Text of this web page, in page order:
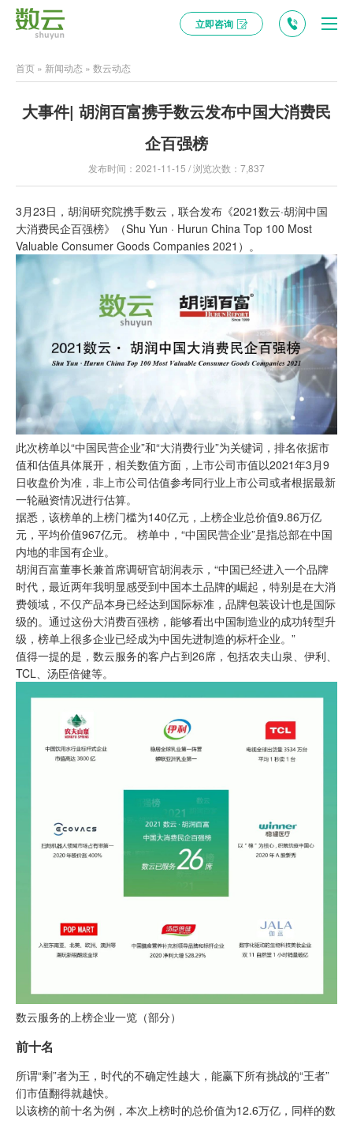
立即咨询
首页 » 新闻动态 » 数云动态
大事件| 胡润百富携手数云发布中国大消费民
企百强榜
发布时间：2021-11-15 / 浏览次数：7,837
3月23日，胡润研究院携手数云，联合发布《2021数云·胡润中国
大消费民企百强榜》（Shu Yun · Hurun China Top 100 Most
Valuable Consumer Goods Companies 2021）。
此次榜单以“中国民营企业”和“大消费行业”为关键词，排名依据市
值和估值具体展开，相关数值方面，上市公司市值以2021年3月9
日收盘价为准，非上市公司估值参考同行业上市公司或者根据最新
一轮融资情况进行估算。
据悉，该榜单的上榜门槛为140亿元，上榜企业总价值9.86万亿
元，平均价值967亿元。 榜单中，“中国民营企业”是指总部在中国
内地的非国有企业。
胡润百富董事长兼首席调研官胡润表示，“中国已经进入一个品牌
时代，最近两年我明显感受到中国本土品牌的崛起，特别是在大消
费领域，不仅产品本身已经达到国际标准，品牌包装设计也是国际
级的。通过这份大消费百强榜，能够看出中国制造业的成功转型升
级，榜单上很多企业已经成为中国先进制造的标杆企业。”
值得一提的是，数云服务的客户占到26席，包括农夫山泉、伊利、
TCL、汤臣倍健等。
数云服务的上榜企业一览（部分）
前十名
所谓“剩”者为王，时代的不确定性越大，能赢下所有挑战的“王者”
们市值翻得就越快。
以该榜的前十名为例，本次上榜时的总价值为12.6万亿，同样的数